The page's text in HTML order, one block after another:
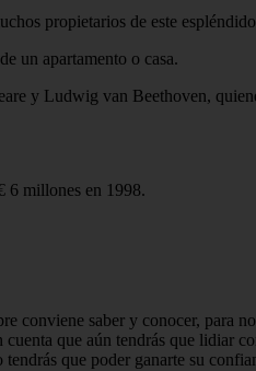
propietarios de este
un apartamento o casa.
y Ludwig van Beethoven,
6 millones en 1998.
conviene saber y conocer, para
que aún tendrás que lidiar
que poder ganarte su